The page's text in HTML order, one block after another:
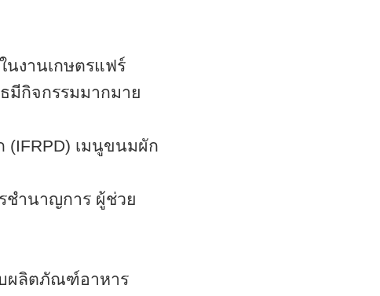
งานเกษตรแฟร์
มีกิจกรรมมากมาย
(IFRPD) เมนูขนมผัก
นาญการ ผู้ช่วย
ผลิตภัณฑ์อาหาร